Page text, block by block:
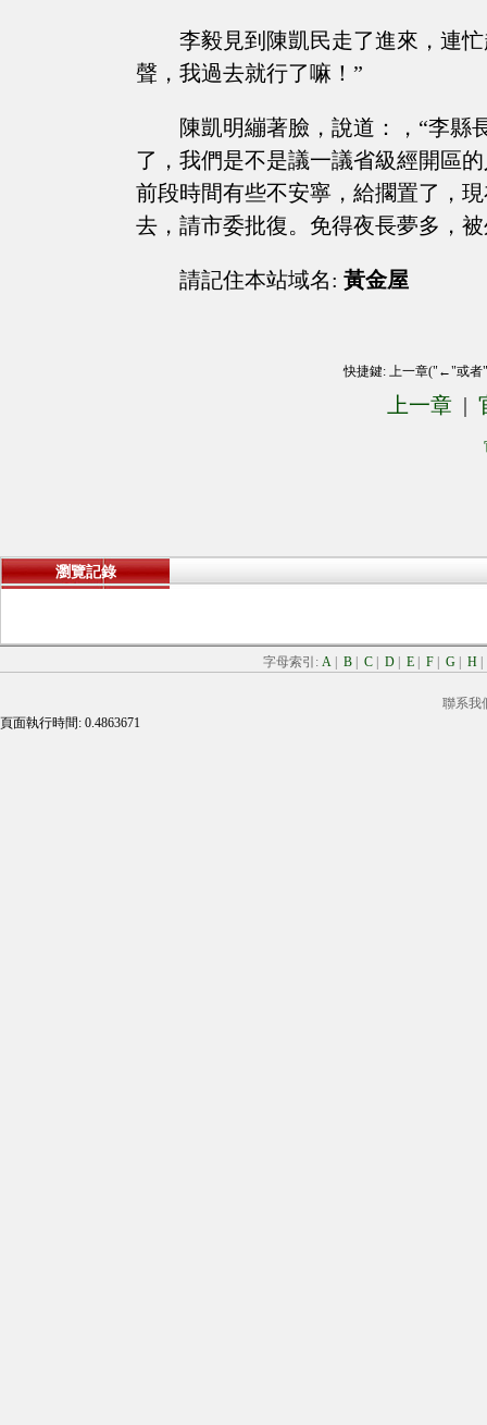
李毅見到陳凱民走了進來，連
聲，我過去就行了嘛！”
陳凱明繃著臉，說道：，“李縣
了，我們是不是議一議省級經開區
前段時間有些不安寧，給擱置了，
去，請市委批復。免得夜長夢多，
請記住本站域名: 黃金屋
快捷鍵: 上一章("←"或
上一章 |
瀏覽記錄
字母索引: A B C D E F G H
聯系我
頁面執行時間: 0.4863671